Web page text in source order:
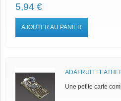
5,94 €
AJOUTER AU PANIER
ADAFRUIT
Une petite carte